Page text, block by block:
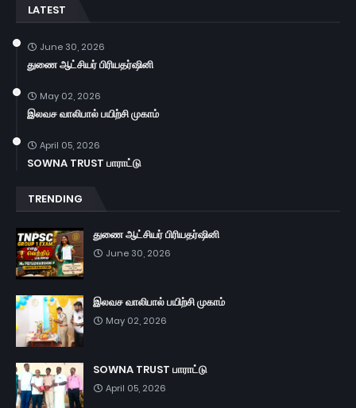
LATEST
June 30, 2026
துணை ஆட்சியர் பிரியதர்ஷினி
May 02, 2026
இலவச வாலிபால் பயிற்சி முகாம்
April 05, 2026
SOWNA TRUST பாராட்டு
TRENDING
துணை ஆட்சியர் பிரியதர்ஷினி
June 30, 2026
இலவச வாலிபால் பயிற்சி முகாம்
May 02, 2026
SOWNA TRUST பாராட்டு
April 05, 2026